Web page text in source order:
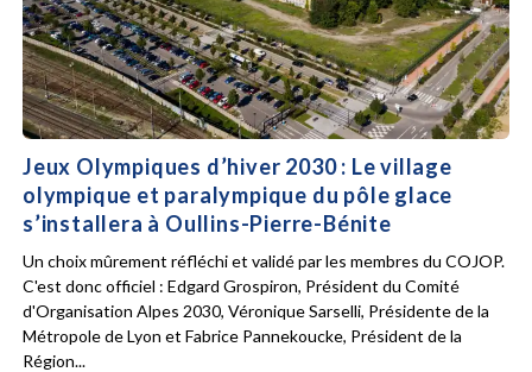
Jeux Olympiques d’hiver 2030 : Le village
olympique et paralympique du pôle glace
s’installera à Oullins-Pierre-Bénite
Un choix mûrement réfléchi et validé par les membres du COJOP.
C'est donc officiel : Edgard Grospiron, Président du Comité
d'Organisation Alpes 2030, Véronique Sarselli, Présidente de la
Métropole de Lyon et Fabrice Pannekoucke, Président de la
Région...